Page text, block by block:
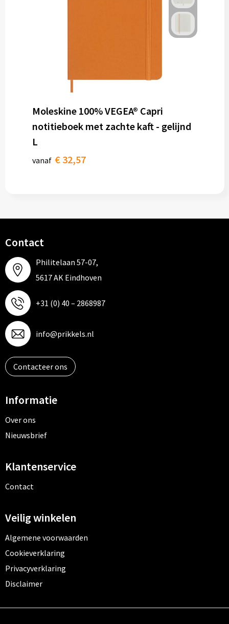
Moleskine 100% VEGEA® Capri
notitieboek met zachte kaft - gelijnd
L
vanaf € 32,57
Contact
Philitelaan 57-07,
5617 AK Eindhoven
+31 (0) 40 – 2868987
info@prikkels.nl
Contacteer ons
Informatie
Over ons
Nieuwsbrief
Klantenservice
Contact
Veilig winkelen
Algemene voorwaarden
Cookieverklaring
Privacyverklaring
Disclaimer